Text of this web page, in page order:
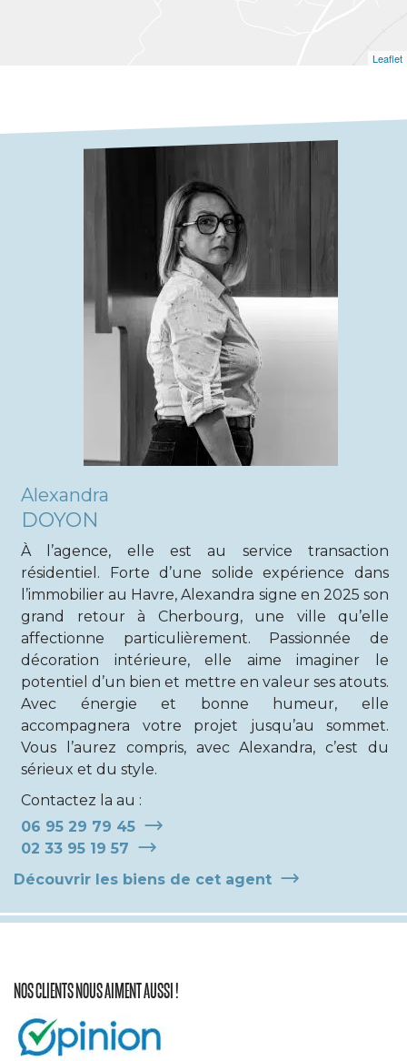
Leaflet
Alexandra
DOYON
À l’agence, elle est au service transaction
résidentiel. Forte d’une solide expérience dans
l’immobilier au Havre, Alexandra signe en 2025 son
grand retour à Cherbourg, une ville qu’elle
affectionne particulièrement. Passionnée de
décoration intérieure, elle aime imaginer le
potentiel d’un bien et mettre en valeur ses atouts.
Avec énergie et bonne humeur, elle
accompagnera votre projet jusqu’au sommet.
Vous l’aurez compris, avec Alexandra, c’est du
sérieux et du style.
Contactez la au :
06 95 29 79 45
02 33 95 19 57
Découvrir les biens de cet agent
NOS CLIENTS NOUS AIMENT AUSSI !